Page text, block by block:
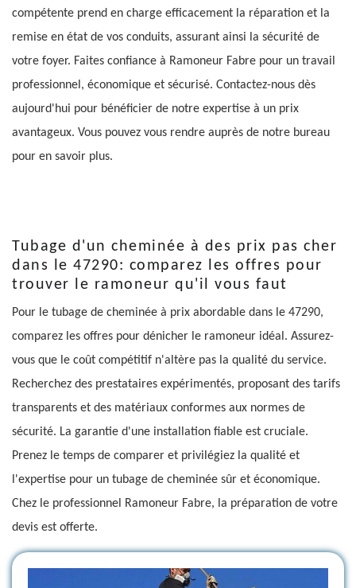
compétente prend en charge efficacement la réparation et la
remise en état de vos conduits, assurant ainsi la sécurité de
votre foyer. Faites confiance à Ramoneur Fabre pour un travail
professionnel, économique et sécurisé. Contactez-nous dès
aujourd'hui pour bénéficier de notre expertise à un prix
avantageux. Vous pouvez vous rendre auprès de notre bureau
pour en savoir plus.
Tubage d'un cheminée à des prix pas cher
dans le 47290: comparez les offres pour
trouver le ramoneur qu'il vous faut
Pour le tubage de cheminée à prix abordable dans le 47290,
comparez les offres pour dénicher le ramoneur idéal. Assurez-
vous que le coût compétitif n'altère pas la qualité du service.
Recherchez des prestataires expérimentés, proposant des tarifs
transparents et des matériaux conformes aux normes de
sécurité. La garantie d'une installation fiable est cruciale.
Prenez le temps de comparer et privilégiez la qualité et
l'expertise pour un tubage de cheminée sûr et économique.
Chez le professionnel Ramoneur Fabre, la préparation de votre
devis est offerte.